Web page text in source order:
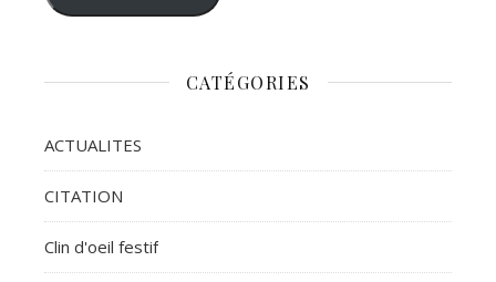
CATÉGORIES
ACTUALITES
CITATION
Clin d'oeil festif